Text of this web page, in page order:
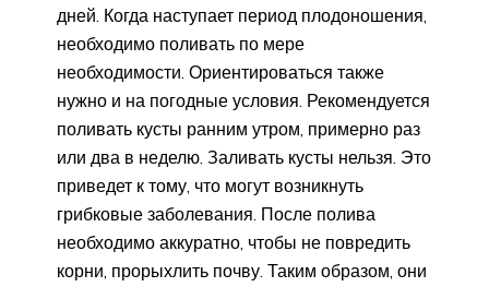
дней. Когда наступает период плодоношения,
необходимо поливать по мере
необходимости. Ориентироваться также
нужно и на погодные условия. Рекомендуется
поливать кусты ранним утром, примерно раз
или два в неделю. Заливать кусты нельзя. Это
приведет к тому, что могут возникнуть
грибковые заболевания. После полива
необходимо аккуратно, чтобы не повредить
корни, прорыхлить почву. Таким образом, они